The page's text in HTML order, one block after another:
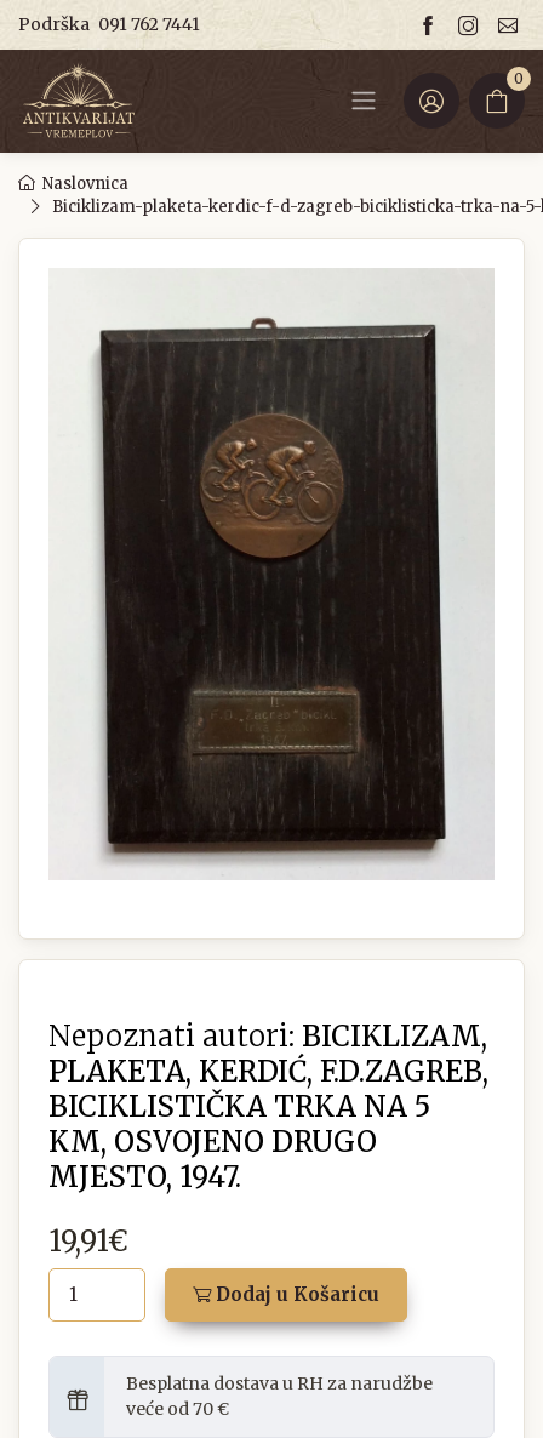
Podrška 091 762 7441
0
Naslovnica
Biciklizam-plaketa-kerdic-f-d-zagreb-biciklisticka-trka-na-
Nepoznati autori: BICIKLIZAM,
PLAKETA, KERDIĆ, F.D.ZAGREB,
BICIKLISTIČKA TRKA NA 5
KM, OSVOJENO DRUGO
MJESTO, 1947.
19,91€
Dodaj u Košaricu
Besplatna dostava u RH za narudžbe
veće od 70 €